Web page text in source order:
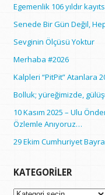
Egemenlik 106 yıldır
Senede Bir Gün Değil,
Sevginin Ölçüsü Yoktur
Merhaba #2026
Kalpleri “PitPit” Atanlara
Bolluk; yüreğimizde,
10 Kasım 2025 – Ulu
Özlemle Anıyoruz…
29 Ekim Cumhuriyet
KATEGORILER